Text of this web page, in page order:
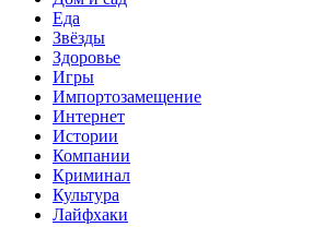
Еда
Звёзды
Здоровье
Игры
Импортозамещение
Интернет
Истории
Компании
Криминал
Культура
Лайфхаки